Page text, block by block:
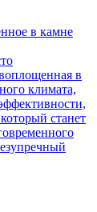
в камне
в
климата,
станет